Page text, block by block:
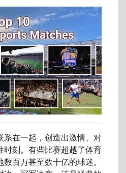
系在一起，创造出激情、对
时刻。有些比赛超越了体育
百万甚至数十亿的球迷。